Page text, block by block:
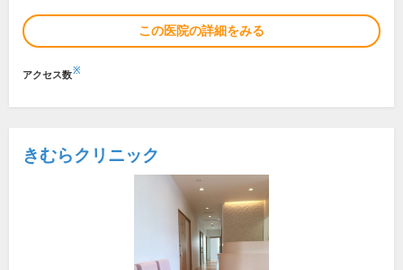
この医院の詳細をみる
アクセス数※
きむらクリニック